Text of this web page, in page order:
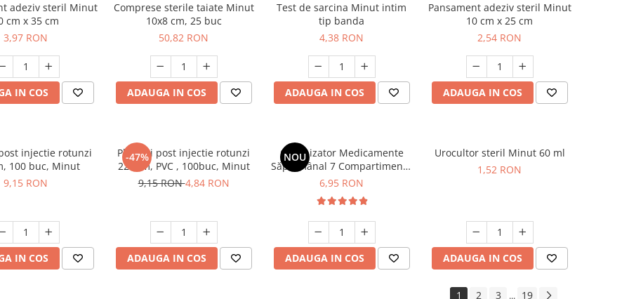
steril Minut
cm x 35 cm
3,97 RON
IN COS
Comprese sterile taiate Minut
10x8 cm, 25 buc
50,82 RON
ADAUGA IN COS
Test de sarcina Minut intim
tip banda
4,38 RON
ADAUGA IN COS
Pansament adeziv steril Minut
10 cm x 25 cm
2,54 RON
ADAUGA IN COS
injectie rotunzi
22 mm, 100 buc, Minut
9,15 RON
IN COS
-47%
Plasturi post injectie rotunzi
22 mm, PVC , 100buc, Minut
9,15 RON4,84 RON
ADAUGA IN COS
NOU
Organizator Medicamente
Săptămânal 7 Compartimente
Minut
6,95 RON
ADAUGA IN COS
Urocultor steril Minut 60 ml
1,52 RON
ADAUGA IN COS
1 2 3 ... 19